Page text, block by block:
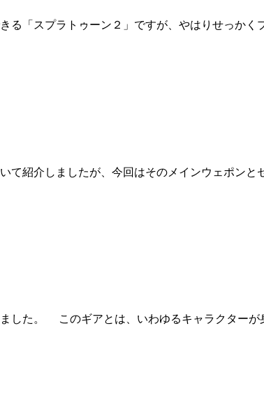
「スプラトゥーン２」ですが、やはりせっかく
紹介しましたが、今回はそのメインウェポンと
した。 このギアとは、いわゆるキャラクターが